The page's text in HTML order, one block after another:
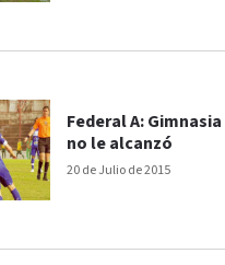
20 de Julio de 2015
Federal A:
no le alcanzó